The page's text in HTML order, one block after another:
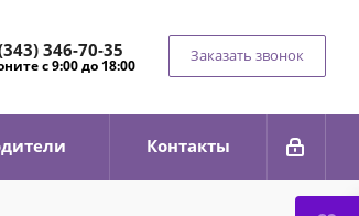
346-70-35
с 9:00 до 18:00
Заказать звонок
Контакты